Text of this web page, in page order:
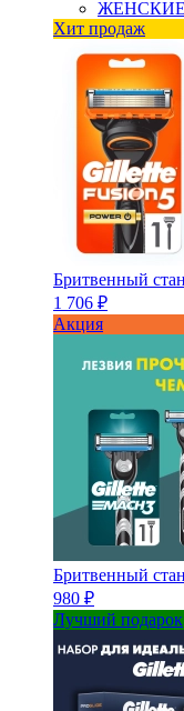
ЖЕНСКИЕ
Хит продаж
Бритвенный
1 706 ₽
Акция
Бритвенный
980 ₽
Лучший подарок